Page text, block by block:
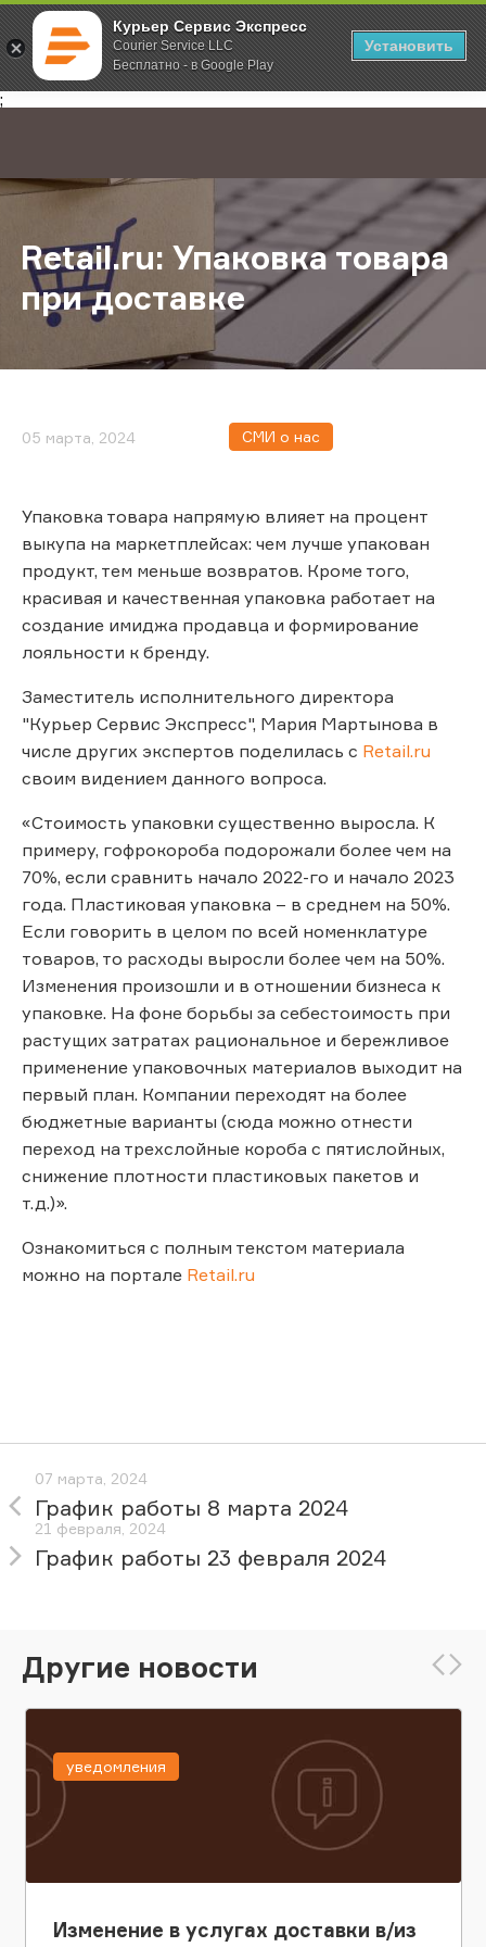
Курьер Сервис Экспресс
Courier Service LLC
Бесплатно - в Google Play
Установить
;
Главная О компании Новости Retail.ru: Упаковка товара при
Retail.ru: Упаковка товара
при доставке
05 марта, 2024 СМИ о нас
Упаковка товара напрямую влияет на процент
выкупа на маркетплейсах: чем лучше упакован
продукт, тем меньше возвратов. Кроме того,
красивая и качественная упаковка работает на
создание имиджа продавца и формирование
лояльности к бренду.
Заместитель исполнительного директора
"Курьер Сервис Экспресс", Мария Мартынова в
числе других экспертов поделилась с Retail.ru
своим видением данного вопроса.
«Стоимость упаковки существенно выросла. К
примеру, гофрокороба подорожали более чем на
70%, если сравнить начало 2022-го и начало 2023
года. Пластиковая упаковка – в среднем на 50%.
Если говорить в целом по всей номенклатуре
товаров, то расходы выросли более чем на 50%.
Изменения произошли и в отношении бизнеса к
упаковке. На фоне борьбы за себестоимость при
растущих затратах рациональное и бережливое
применение упаковочных материалов выходит на
первый план. Компании переходят на более
бюджетные варианты (сюда можно отнести
переход на трехслойные короба с пятислойных,
снижение плотности пластиковых пакетов и
т.д.)».
Ознакомиться с полным текстом материала
можно на портале Retail.ru
07 марта, 2024
График работы 8 марта 2024
21 февраля, 2024
График работы 23 февраля 2024
Другие новости
Изменение в услугах доставки в/из
уведомления